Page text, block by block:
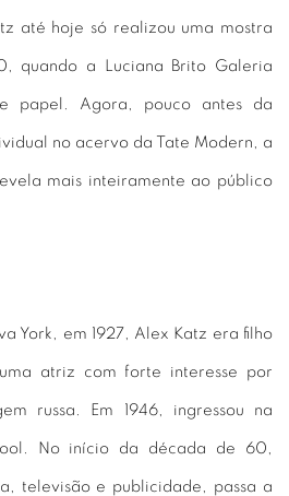
até hoje só realizou uma mostra
quando a Luciana Brito Galeria
papel. Agora, pouco antes da
no acervo da Tate Modern, a
mais inteiramente ao público
York, em 1927, Alex Katz era filho
atriz com forte interesse por
russa. Em 1946, ingressou na
No início da década de 60,
televisão e publicidade, passa a